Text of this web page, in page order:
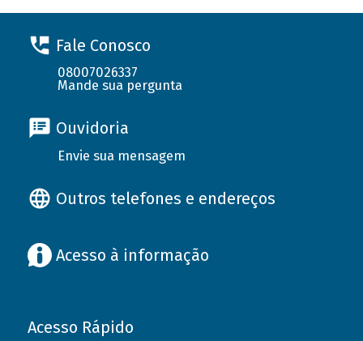
Fale Conosco
08007026337
Mande sua pergunta
Ouvidoria
Envie sua mensagem
Outros telefones e endereços
Acesso à informação
Acesso Rápido